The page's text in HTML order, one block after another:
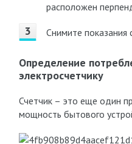
расположен
Снимите показания
Определение
электросчетчику
Счетчик – это еще один
мощность бытового